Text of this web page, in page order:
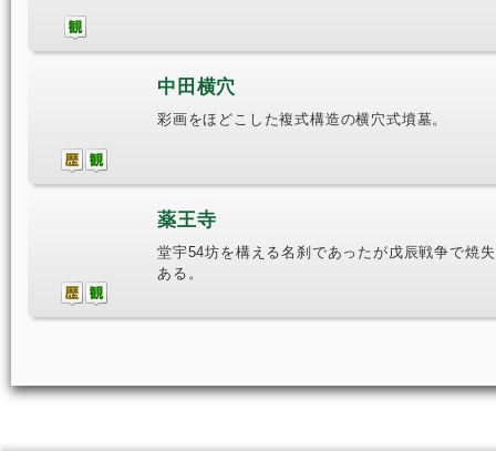
中田横穴
彩画をほどこした複式構造の横穴式墳墓。
薬王寺
堂宇54坊を構える名刹であったが戊辰戦争で焼
ある。